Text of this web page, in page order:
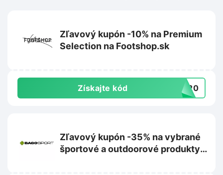
Zľavový kupón -10% na Premium
Selection na Footshop.sk
Získajte kód UM20
Zľavový kupón -35% na vybrané
športové a outdoorové produkty